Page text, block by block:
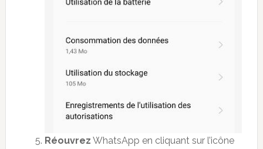
Réouvrez WhatsApp en cliquant sur l’icône